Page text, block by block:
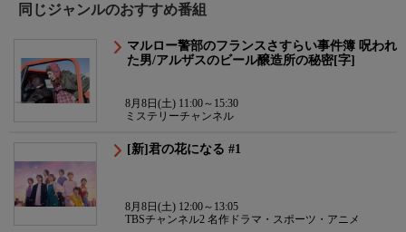
同じジャンルのおすすめ番組
マルロー警部のフランスさすらい事件簿 呪われ
た男/アルザスのビール醸造所の秘密[字]
8月8日(土) 11:00～15:30
ミステリーチャンネル
[新]君の花になる #1
8月8日(土) 12:00～13:05
TBSチャンネル2 名作ドラマ・スポーツ・アニメ